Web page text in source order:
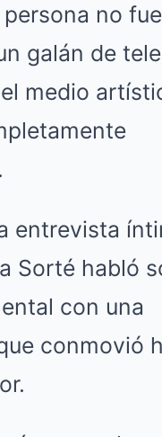
no
galán de
medio
entrevista
Sorté habló
con una
conmovió